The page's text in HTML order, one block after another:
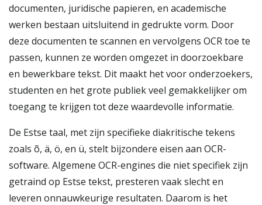
documenten, juridische papieren, en academische
werken bestaan uitsluitend in gedrukte vorm. Door
deze documenten te scannen en vervolgens OCR toe te
passen, kunnen ze worden omgezet in doorzoekbare
en bewerkbare tekst. Dit maakt het voor onderzoekers,
studenten en het grote publiek veel gemakkelijker om
toegang te krijgen tot deze waardevolle informatie.
De Estse taal, met zijn specifieke diakritische tekens
zoals õ, ä, ö, en ü, stelt bijzondere eisen aan OCR-
software. Algemene OCR-engines die niet specifiek zijn
getraind op Estse tekst, presteren vaak slecht en
leveren onnauwkeurige resultaten. Daarom is het